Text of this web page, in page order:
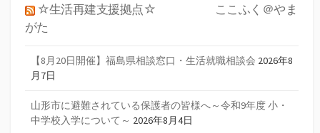
☆生活再建支援拠点☆ ここふく＠やま
がた
【8月20日開催】福島県相談窓口・生活就職相談会 2026年8
月7日
山形市に避難されている保護者の皆様へ～令和9年度 小・
中学校入学について～ 2026年8月4日